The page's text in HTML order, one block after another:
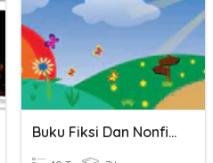
Buku Fiksi Dan Nonfiksi